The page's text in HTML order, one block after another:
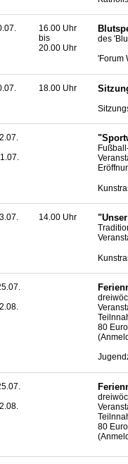
16.00 Uhr
bis
20.00 Uhr
des
'Forum
18.00 Uhr
14.00 Uhr
80
80